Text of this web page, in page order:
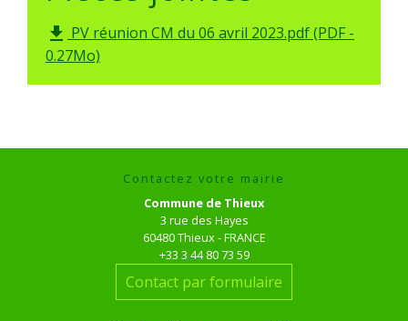
file_download PV réunion CM du 06 avril 2023.pdf (PDF -
0.27Mo)
Contactez votre mairie
Commune de Thieux
3 rue des Hayes
60480 Thieux - FRANCE
+33 3 44 80 73 59
Contact par formulaire